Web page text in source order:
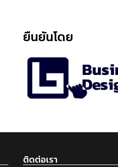
ยืนยันโดย
ติดต่อเรา